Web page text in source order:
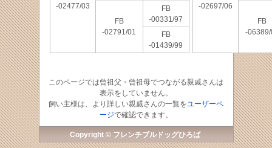
-02477/03
FB
-02791/01
FB
-00331/97
FB
-01439/99
-02697/06
FB
-06389/
このページでは曾祖父・曾祖母でつながる親戚さんは
表示をしていません。
飼い主様は、より詳しい親戚さんの一覧をユーザーペ
ージで確認できます。
Copyright © フレンチブルドッグひろば